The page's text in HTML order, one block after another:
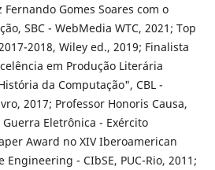
Gomes Soares com o
SBC - WebMedia WTC, 2021; Top
2018, Wiley ed., 2019; Finalista
em Produção Literária
da Computação", CBL -
2017; Professor Honoris Causa,
Eletrônica - Exército
Award no XIV Iberoamerican
- CIbSE, PUC-Rio, 2011;